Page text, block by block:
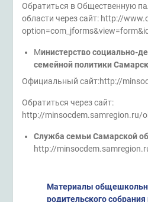
Обратиться в Общественную
области через сайт: http://
Министерство социально-
семейной политики
Официальный сайт:http://
Обратиться через сайт:
http://minsocdem.samregion.ru/
Служба семьи Самарской
http://
Материалы
родительского собрания